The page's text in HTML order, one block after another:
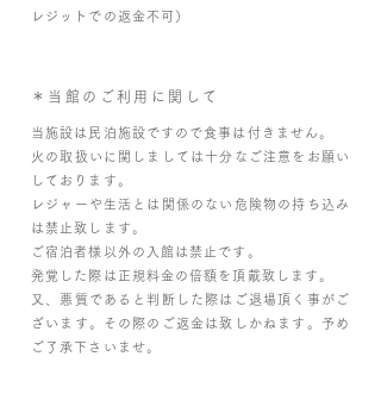
レジットでの返金不可）
＊当館のご利用に関して
当施設は民泊施設ですので食事は付きません。
火の取扱いに関しましては十分なご注意をお願い
しております。
レジャーや生活とは関係のない危険物の持ち込み
は禁止致します。
ご宿泊者様以外の入館は禁止です。
発覚した際は正規料金の倍額を頂戴致します。
又、悪質であると判断した際はご退場頂く事がご
ざいます。その際のご返金は致しかねます。予め
ご了承下さいませ。